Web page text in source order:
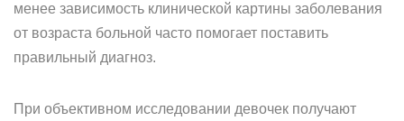
менее зависимость клинической картины заболевания
от возраста больной часто помогает поставить
правильный диагноз.
При объективном исследовании девочек получают